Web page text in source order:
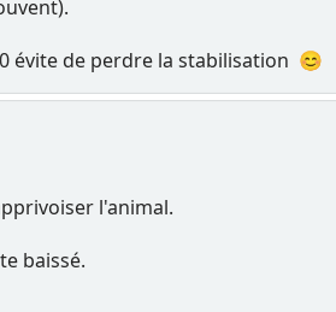
évite de perdre la stabilisation 😊
l'animal.
baissé.